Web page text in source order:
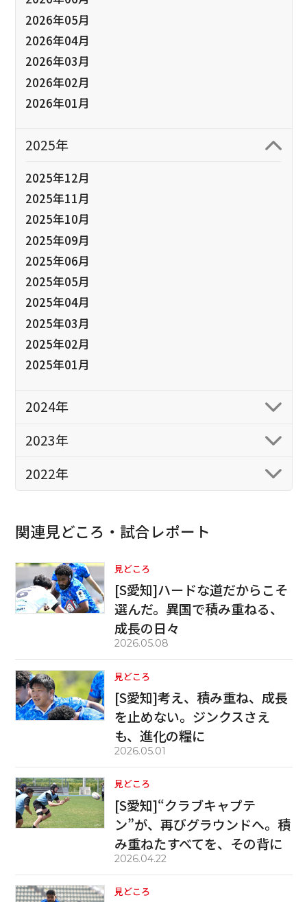
2026年05月
2026年04月
2026年03月
2026年02月
2026年01月
2025年
2025年12月
2025年11月
2025年10月
2025年09月
2025年06月
2025年05月
2025年04月
2025年03月
2025年02月
2025年01月
2024年
2023年
2022年
関連見どころ・試合レポート
見どころ
[S愛知]ハードな道だからこそ
選んだ。異国で積み重ねる、
成長の日々
2026.05.08
見どころ
[S愛知]考え、積み重ね、成長
を止めない。ジンクスさえ
も、進化の糧に
2026.05.01
見どころ
[S愛知]“クラブキャプテ
ン”が、再びグラウンドへ。積
み重ねたすべてを、その背に
2026.04.22
見どころ